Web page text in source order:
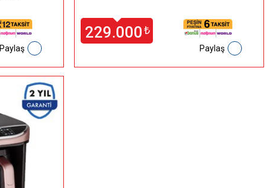
Paylaş
229.000 ₺
Paylaş